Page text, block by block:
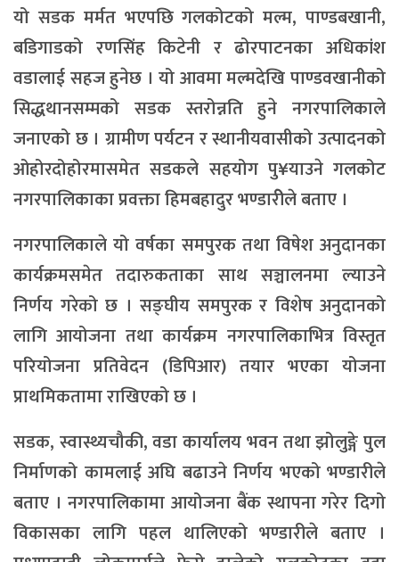
यो सडक मर्मत भएपछि गलकोटको मल्म, पाण्डबखानी,
बडिगाडको रणसिंह किटेनी र ढोरपाटनका अधिकांश
वडालाई सहज हुनेछ । यो आवमा मल्मदेखि पाण्डवखानीको
सिद्धथानसम्मको सडक स्तरोन्नति हुने नगरपालिकाले
जनाएको छ । ग्रामीण पर्यटन र स्थानीयवासीको उत्पादनको
ओहोरदोहोरमासमेत सडकले सहयोग पु¥याउने गलकोट
नगरपालिकाका प्रवक्ता हिमबहादुर भण्डारीेले बताए ।
नगरपालिकाले यो वर्षका समपुरक तथा विषेश अनुदानका
कार्यक्रमसमेत तदारुकताका साथ सञ्चालनमा ल्याउने
निर्णय गरेको छ । सङ्घीय समपुरक र विशेष अनुदानको
लागि आयोजना तथा कार्यक्रम नगरपालिकाभित्र विस्तृत
परियोजना प्रतिवेदन (डिपिआर) तयार भएका योजना
प्राथमिकतामा राखिएको छ ।
सडक, स्वास्थ्यचौकी, वडा कार्यालय भवन तथा झोलुङ्गे पुल
निर्माणको कामलाई अघि बढाउने निर्णय भएको भण्डारीले
बताए । नगरपालिकामा आयोजना बैंक स्थापना गरेर दिगो
विकासका लागि पहल थालिएको भण्डारीले बताए ।